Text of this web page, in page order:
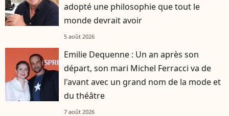
adopté une philosophie que tout le
monde devrait avoir
5 août 2026
Emilie Dequenne : Un an après son
départ, son mari Michel Ferracci va de
l'avant avec un grand nom de la mode et
du théâtre
7 août 2026